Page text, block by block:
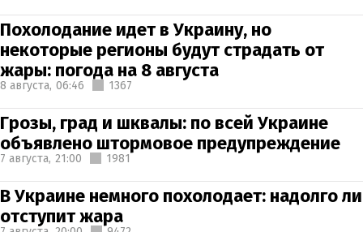
Похолодание идет в Украину, но
некоторые регионы будут страдать от
жары: погода на 8 августа
8 августа, 06:46 1367
Грозы, град и шквалы: по всей Украине
объявлено штормовое предупреждение
7 августа, 21:00 1981
В Украине немного похолодает: надолго ли
отступит жара